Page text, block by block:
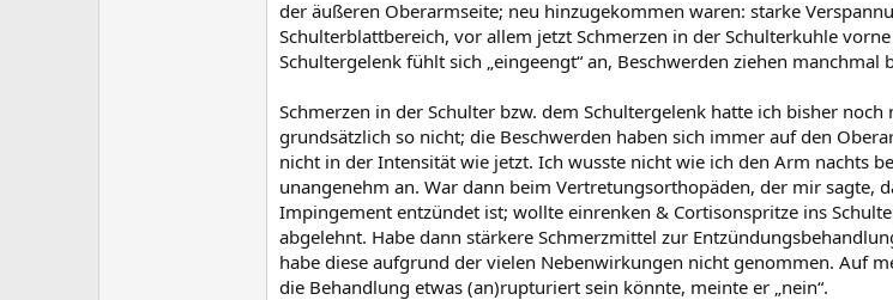
der äußeren Oberarmseite; neu hinzugekommen waren: starke
Schulterblattbereich, vor allem jetzt Schmerzen in der Schulterkuhle
Schultergelenk fühlt sich „eingeengt“ an, Beschwerden ziehen manchmal
Schmerzen in der Schulter bzw. dem Schultergelenk hatte ich bisher
grundsätzlich so nicht; die Beschwerden haben sich immer auf den
nicht in der Intensität wie jetzt. Ich wusste nicht wie ich den Arm nachts
unangenehm an. War dann beim Vertretungsorthopäden, der mir sagte,
Impingement entzündet ist; wollte einrenken & Cortisonspritze ins
abgelehnt. Habe dann stärkere Schmerzmittel zur
habe diese aufgrund der vielen Nebenwirkungen nicht genommen. Auf
die Behandlung etwas (an)rupturiert sein könnte, meinte er „nein“.